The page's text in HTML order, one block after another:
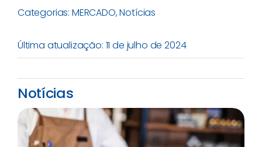
Categorias: MERCADO,Notícias
Última atualização: 11 de julho de 2024
Notícias